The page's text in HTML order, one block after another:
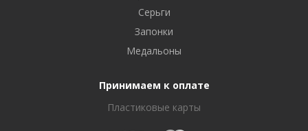
Серьги
Запонки
Медальоны
Принимаем к оплате
Пластиковые карты